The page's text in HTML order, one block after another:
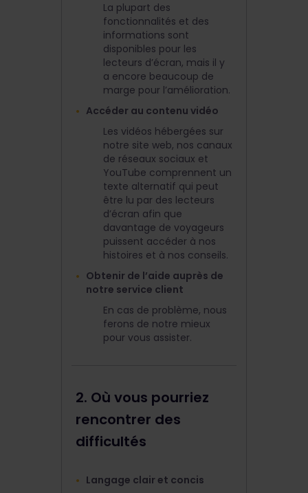
La plupart des
fonctionnalités et des
informations sont
disponibles pour les
lecteurs d’écran, mais il y
a encore beaucoup de
marge pour l’amélioration.
Accéder au contenu vidéo
Les vidéos hébergées sur
notre site web, nos canaux
de réseaux sociaux et
YouTube comprennent un
texte alternatif qui peut
être lu par des lecteurs
d’écran afin que
davantage de voyageurs
puissent accéder à nos
histoires et à nos conseils.
Obtenir de l’aide auprès de
notre service client
En cas de problème, nous
ferons de notre mieux
pour vous assister.
2. Où vous pourriez
rencontrer des
difficultés
Langage clair et concis